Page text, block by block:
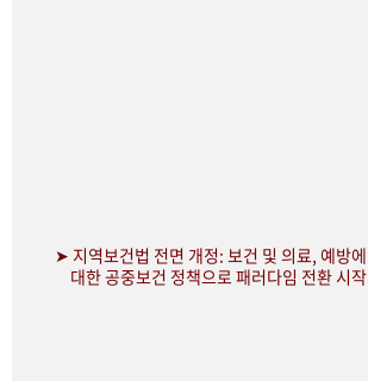
➤ 지역보건법 전면 개정: 보건 및 의료, 예방에
대한 공중보건 정책으로 패러다임 전환 시작